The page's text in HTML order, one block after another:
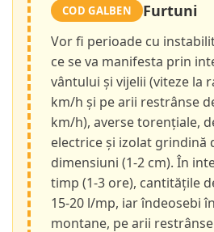
COD GALBEN Furtuni
Vor fi perioade cu
ce se va manifesta prin
vântului și vijelii (viteze la
km/h și pe arii restrânse
km/h), averse torențiale,
electrice și izolat grindină
dimensiuni (1-2 cm). În
timp (1-3 ore), cantitățile
15-20 l/mp, iar îndeosebi
montane, pe arii